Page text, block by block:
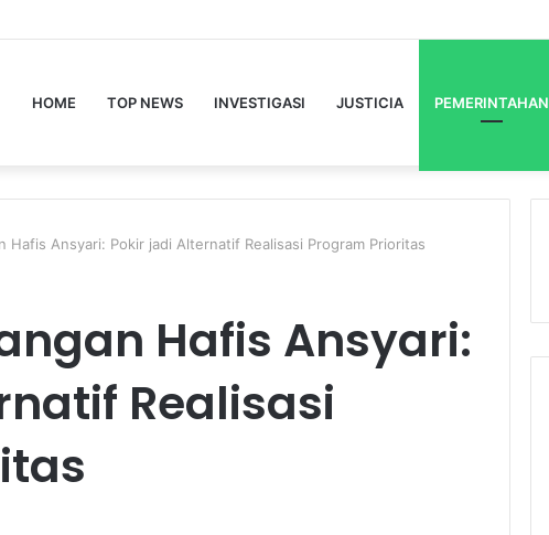
HOME TOP NEWS INVESTIGASI JUSTICIA PEMERINTAHAN
Hafis Ansyari: Pokir jadi Alternatif Realisasi Program Prioritas
Hafis Ansyari:
Realisasi